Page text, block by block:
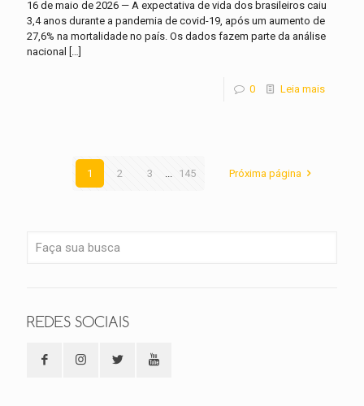
16 de maio de 2026 — A expectativa de vida dos brasileiros caiu
3,4 anos durante a pandemia de covid-19, após um aumento de
27,6% na mortalidade no país. Os dados fazem parte da análise
nacional […]
0 Leia mais
1 2 3 145 Próxima página
REDES SOCIAIS